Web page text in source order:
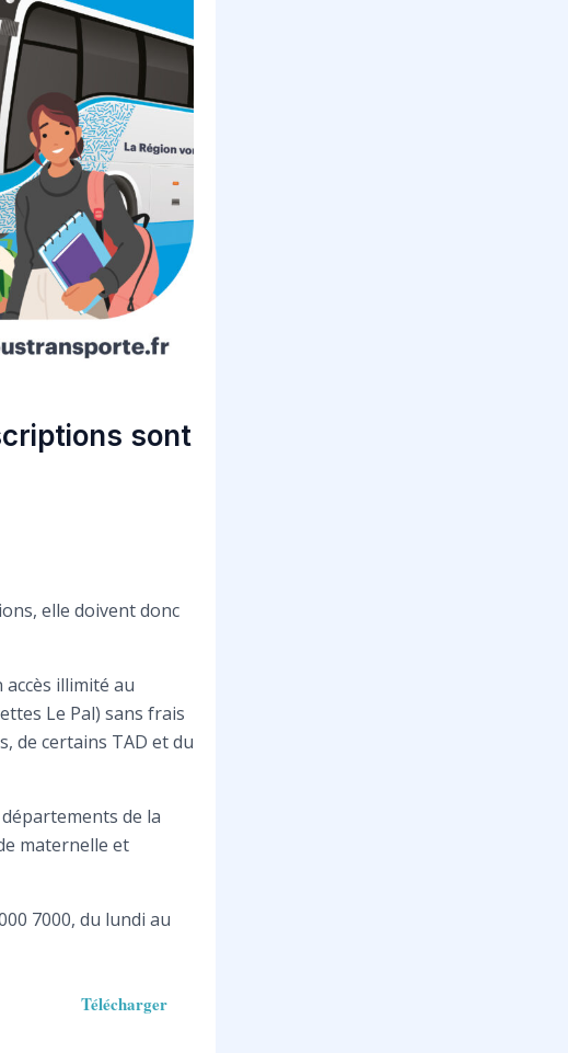
sont
elle doivent donc
illimité au
Le Pal) sans frais
de certains TAD et du
de la
maternelle et
7000, du lundi au
Télécharger